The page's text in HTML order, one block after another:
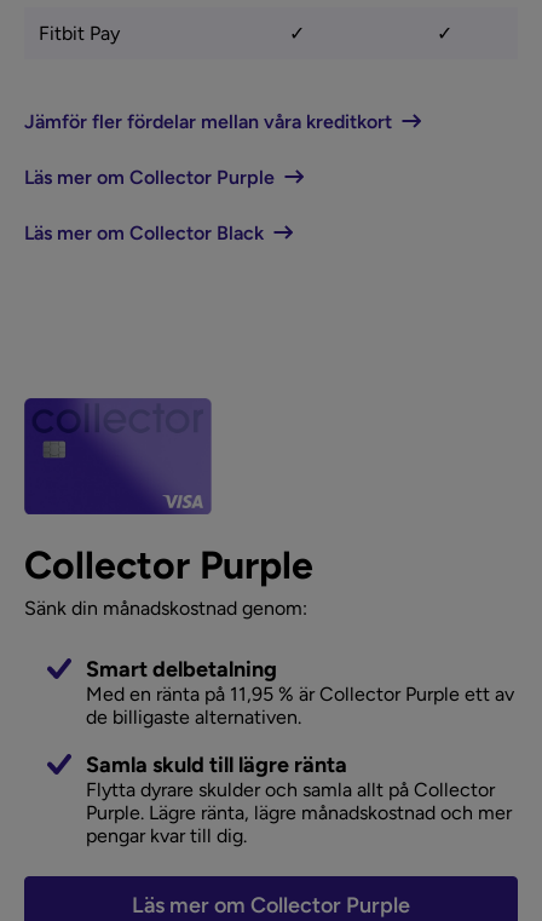
Fitbit Pay ✓ ✓
Jämför fler fördelar mellan våra kreditkort
Läs mer om Collector Purple
Läs mer om Collector Black
Collector Purple
Sänk din månadskostnad genom:
Smart delbetalning
Med en ränta på 11,95 % är Collector Purple ett av
de billigaste alternativen.
Samla skuld till lägre ränta
Flytta dyrare skulder och samla allt på Collector
Purple. Lägre ränta, lägre månadskostnad och mer
pengar kvar till dig.
Läs mer om Collector Purple